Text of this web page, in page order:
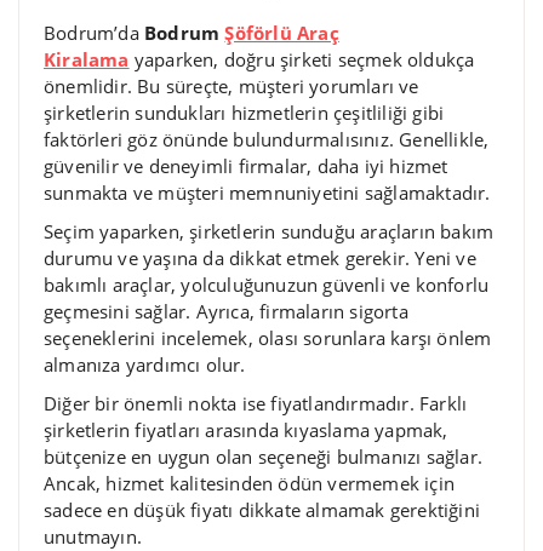
Bodrum’da BodrumŞöförlü Araç
Kiralama yaparken, doğru şirketi seçmek oldukça
önemlidir. Bu süreçte, müşteri yorumları ve
şirketlerin sundukları hizmetlerin çeşitliliği gibi
faktörleri göz önünde bulundurmalısınız. Genellikle,
güvenilir ve deneyimli firmalar, daha iyi hizmet
sunmakta ve müşteri memnuniyetini sağlamaktadır.
Seçim yaparken, şirketlerin sunduğu araçların bakım
durumu ve yaşına da dikkat etmek gerekir. Yeni ve
bakımlı araçlar, yolculuğunuzun güvenli ve konforlu
geçmesini sağlar. Ayrıca, firmaların sigorta
seçeneklerini incelemek, olası sorunlara karşı önlem
almanıza yardımcı olur.
Diğer bir önemli nokta ise fiyatlandırmadır. Farklı
şirketlerin fiyatları arasında kıyaslama yapmak,
bütçenize en uygun olan seçeneği bulmanızı sağlar.
Ancak, hizmet kalitesinden ödün vermemek için
sadece en düşük fiyatı dikkate almamak gerektiğini
unutmayın.